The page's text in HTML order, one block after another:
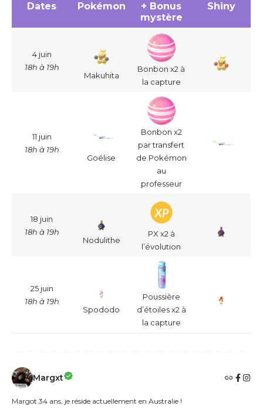
Dates Pokémon
+ Bonus
mystère
Shiny
4 juin
18h à 19h
Makuhita
Bonbon x2 à
la capture
11 juin
18h à 19h
Goélise
Bonbon x2
par transfert
de Pokémon
au
professeur
18 juin
18h à 19h
Nodulithe
PX x2 à
l’évolution
25 juin
18h à 19h
Spododo
Poussière
d’étoiles x2 à
la capture
Margxt
Margot 34 ans, je réside actuellement en Australie !